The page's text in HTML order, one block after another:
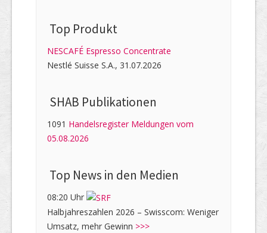
Top Produkt
NESCAFÉ Espresso Concentrate
Nestlé Suisse S.A., 31.07.2026
SHAB Publi­kati­onen
1091 Handelsregister Meldungen vom
05.08.2026
Top News in den Medien
08:20 Uhr
Halbjahreszahlen 2026 – Swisscom: Weniger
Umsatz, mehr Gewinn >>>